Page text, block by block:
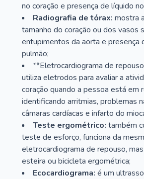
no coração e presença de líquido
Radiografia de tórax: mostra
tamanho do coração ou dos vasos
entupimentos da aorta e presença
pulmão;
**Eletrocardiograma de
utiliza eletrodos para avaliar a
coração quando a pessoa está em
identificando arritmias, problemas
câmaras cardíacas e infarto do
Teste ergométrico: também
teste de esforço, funciona da
eletrocardiograma de repouso,
esteira ou bicicleta ergométrica;
Ecocardiograma: é um